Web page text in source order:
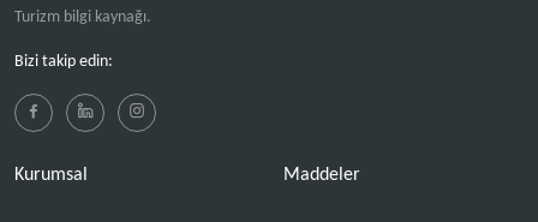
Turizm bilgi kaynağı.
Bizi takip edin:
Kurumsal Maddeler